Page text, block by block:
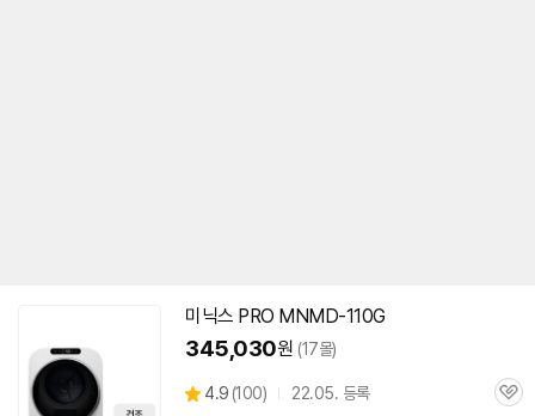
미닉스 PRO MNMD-110G
345,030원 (17몰)
별
4.9 (상
100) 22.05. 등록
관